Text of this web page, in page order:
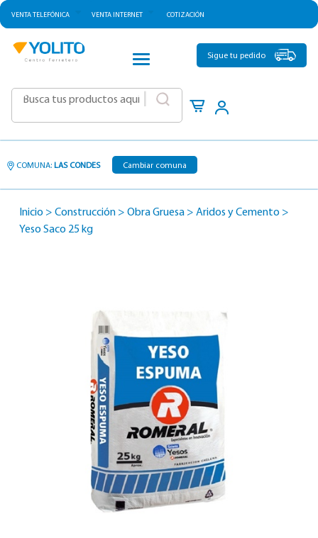
VENTA TELEFÓNICA VENTA INTERNET COTIZACIÓN
CATEGORÍAS
Sigue tu pedido
COMUNA: LAS CONDES Cambiar comuna
Inicio > Construcción > Obra Gruesa > Aridos y Cemento >
Yeso Saco 25 kg